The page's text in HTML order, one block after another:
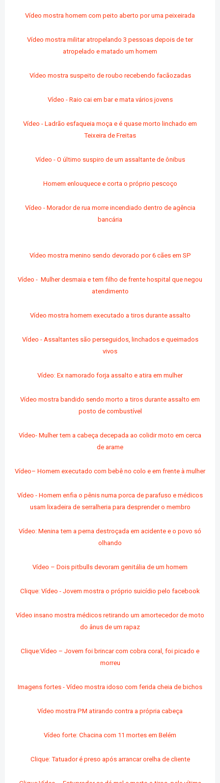
Vídeo mostra homem com peito aberto por uma peixeirada
Vídeo mostra militar atropelando 3 pessoas depois de ter
atropelado e matado um homem
Vídeo mostra suspeito de roubo recebendo facãozadas
Vídeo - Raio cai em bar e mata vários jovens
Vídeo - Ladrão esfaqueia moça e é quase morto linchado em
Teixeira de Freitas
Vídeo - O último suspiro de um assaltante de ônibus
Homem enlouquece e corta o próprio pescoço
Vídeo - Morador de rua morre incendiado dentro de agência
bancária
Vídeo mostra menino sendo devorado por 6 cães em SP
Vídeo - Mulher desmaia e tem filho de frente hospital que negou
atendimento
Vídeo mostra homem executado a tiros durante assalto
Vídeo - Assaltantes são perseguidos, linchados e queimados
vivos
Vídeo: Ex namorado forja assalto e atira em mulher
Vídeo mostra bandido sendo morto a tiros durante assalto em
posto de combustível
Vídeo- Mulher tem a cabeça decepada ao colidir moto em cerca
de arame
Vídeo– Homem executado com bebê no colo e em frente à mulher
Vídeo - Homem enfia o pênis numa porca de parafuso e médicos
usam lixadeira de serralheria para desprender o membro
Vídeo: Menina tem a perna destroçada em acidente e o povo só
olhando
Vídeo – Dois pitbulls devoram genitália de um homem
Clique: Vídeo - Jovem mostra o próprio suicídio pelo facebook
Vídeo insano mostra médicos retirando um amortecedor de moto
do ânus de um rapaz
Clique:Vídeo – Jovem foi brincar com cobra coral, foi picado e
morreu
Imagens fortes - Vídeo mostra idoso com ferida cheia de bichos
Vídeo mostra PM atirando contra a própria cabeça
Vídeo forte: Chacina com 11 mortes em Belém
Clique: Tatuador é preso após arrancar orelha de cliente